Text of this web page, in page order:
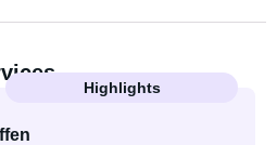
Highlights